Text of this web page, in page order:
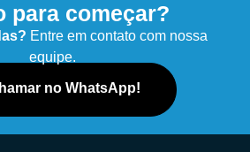
para começar?
Entre em contato com nossa
equipe.
no WhatsApp!